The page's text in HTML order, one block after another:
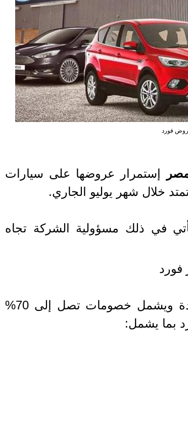
فورد
إستمرار عروضها على سيارات
خلال شهر يوليو الجاري.
في ذلك مسؤولية الشركة تجاه
وذكرت أن العرض لفترة محدودة ويشمل خصومات تصل إلى 70%
بما يشمل: